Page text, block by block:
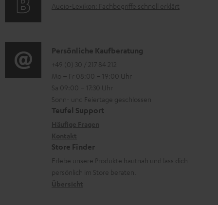
i
e
n
z
u
r
a
r
a
t
g
e
r
ä
t
ü
c
A
i
o
-
L
e
k
o
Audio-Lexikon: Fachbegriffe schnell erklärt
K
o
n
t
a
d
a
Persönliche Kaufberatung
+49 (0) 30 / 217 84 212
Mo – Fr 08:00 – 19:00 Uhr
Sa 09:00 – 17:30 Uhr
Sonn- und Feiertage geschlossen
Teufel Support
Store Finder
Erlebe unsere Produkte hautnah und lass dich
persönlich im Store beraten.